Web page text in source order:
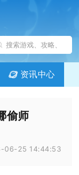
资讯中心
偷师
06-25 14:44:53